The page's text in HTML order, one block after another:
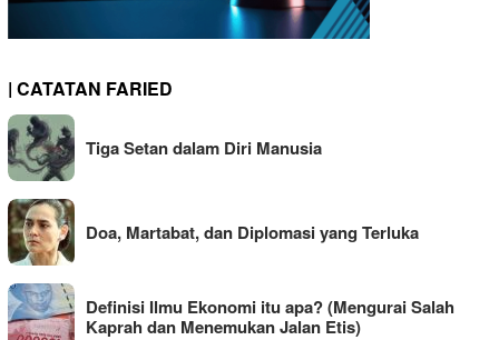
| CATATAN FARIED
Tiga Setan dalam Diri Manusia
Doa, Martabat, dan Diplomasi yang Terluka
Definisi Ilmu Ekonomi itu apa? (Mengurai Salah
Kaprah dan Menemukan Jalan Etis)